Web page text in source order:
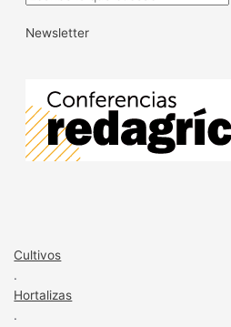
Newsletter
Cultivos
.
Hortalizas
.